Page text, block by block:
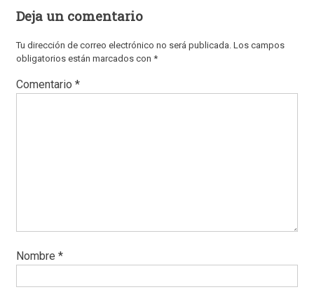
Deja un comentario
Tu dirección de correo electrónico no será publicada. Los campos
obligatorios están marcados con *
Comentario *
Nombre *